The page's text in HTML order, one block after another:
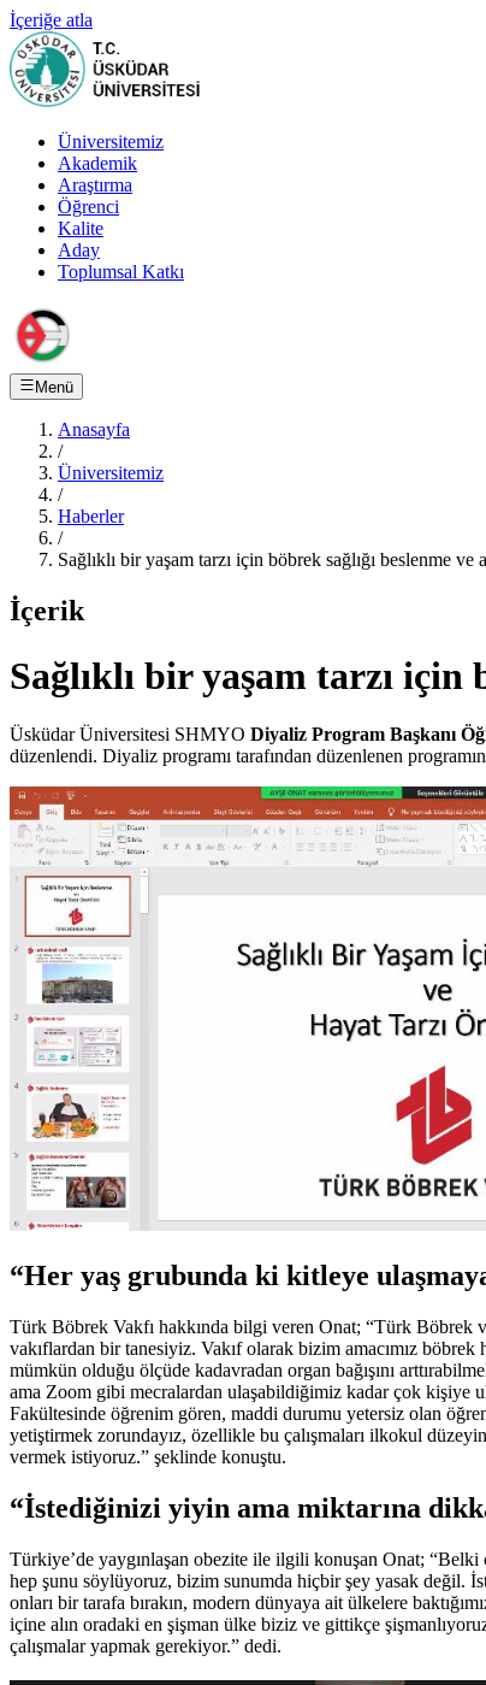
İçeriğe atla
Üniversitemiz
Akademik
Araştırma
Öğrenci
Kalite
Aday
Toplumsal Katkı
Menü
Anasayfa
/
Üniversitemiz
/
Haberler
/
Sağlıklı bir yaşam tarzı için böbrek sağlığı beslenme ve
İçerik
Sağlıklı bir yaşam tarzı için
Üsküdar Üniversitesi SHMYO Diyaliz Program Başkanı
düzenlendi. Diyaliz programı tarafından düzenlenen
“Her yaş grubunda ki kitleye
Türk Böbrek Vakfı hakkında bilgi veren Onat; “Türk Böbrek
vakıflardan bir tanesiyiz. Vakıf olarak bizim amacımız
mümkün olduğu ölçüde kadavradan organ bağışını
ama Zoom gibi mecralardan ulaşabildiğimiz kadar çok kişiye
Fakültesinde öğrenim gören, maddi durumu yetersiz olan
yetiştirmek zorundayız, özellikle bu çalışmaları ilkokul
vermek istiyoruz.” şeklinde konuştu.
“İstediğinizi yiyin ama miktarına
Türkiye’de yaygınlaşan obezite ile ilgili konuşan Onat; “Belki
hep şunu söylüyoruz, bizim sunumda hiçbir şey yasak değil.
onları bir tarafa bırakın, modern dünyaya ait ülkelere
içine alın oradaki en şişman ülke biziz ve gittikçe
çalışmalar yapmak gerekiyor.” dedi.